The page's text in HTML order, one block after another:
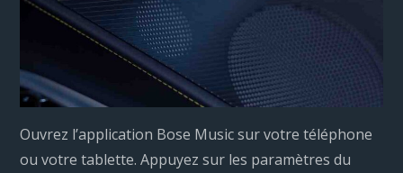
Ouvrez l’application Bose Music sur votre téléphone
ou votre tablette. Appuyez sur les paramètres du